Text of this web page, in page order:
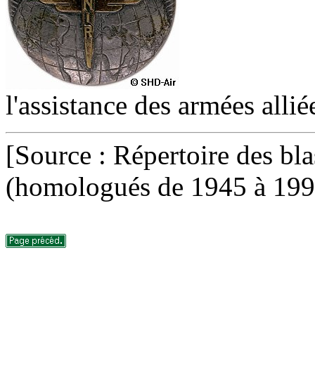
l'assistance des armées
[Source : Répertoire des
(homologués de 1945 à